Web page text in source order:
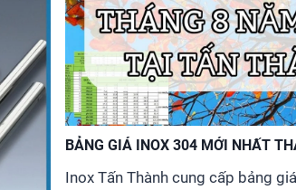
BẢNG GIÁ INOX 304 MỚI NHẤT
Inox Tấn Thành cung cấp bảng